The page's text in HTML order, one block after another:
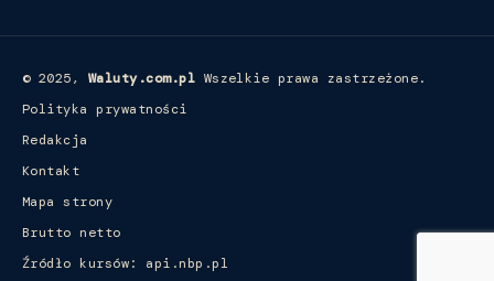
© 2025, Waluty.com.pl Wszelkie prawa zastrzeżone.
Polityka prywatności
Redakcja
Kontakt
Mapa strony
Brutto netto
Źródło kursów: api.nbp.pl